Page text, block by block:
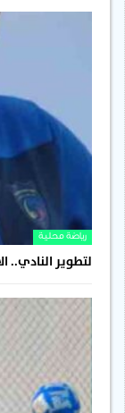
رياضة محلية
لتطوير النادي..